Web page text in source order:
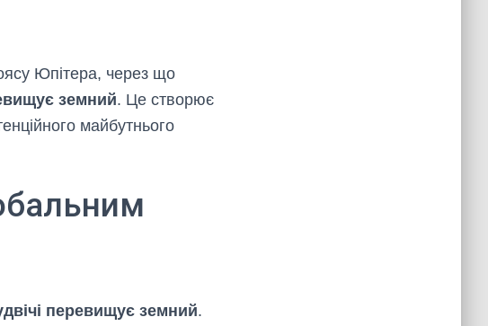
Юпітера, через що
земний. Це створює
майбутнього
перевищує земний.